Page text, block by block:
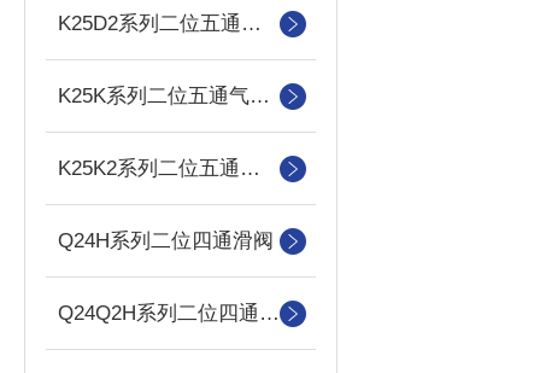
K25D2系列二位五通双电控电磁滑阀
K25K系列二位五通气控滑阀
K25K2系列二位五通双气控滑阀
Q24H系列二位四通滑阀
Q24Q2H系列二位四通双气控滑阀